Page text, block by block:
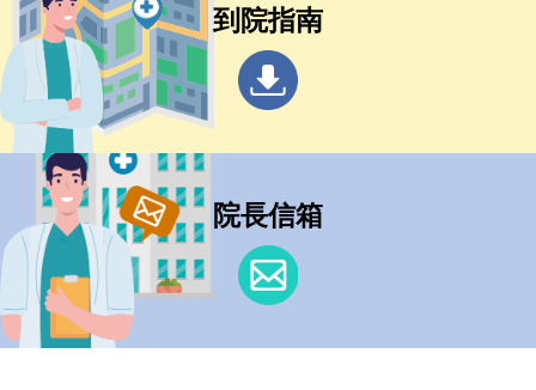
到院指南
院長信箱